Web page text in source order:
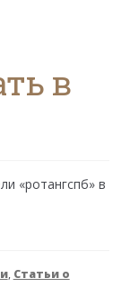
в
«ротангспб» в
, Статьи о